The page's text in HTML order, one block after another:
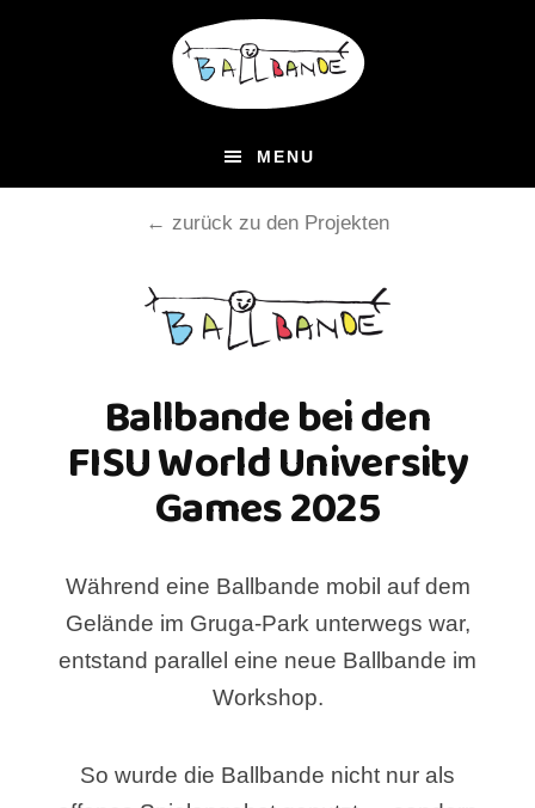
MENU
← zurück zu den Projekten
Ballbande bei den
FISU World University
Games 2025
Während eine Ballbande mobil auf dem
Gelände im Gruga-Park unterwegs war,
entstand parallel eine neue Ballbande im
Workshop.
So wurde die Ballbande nicht nur als